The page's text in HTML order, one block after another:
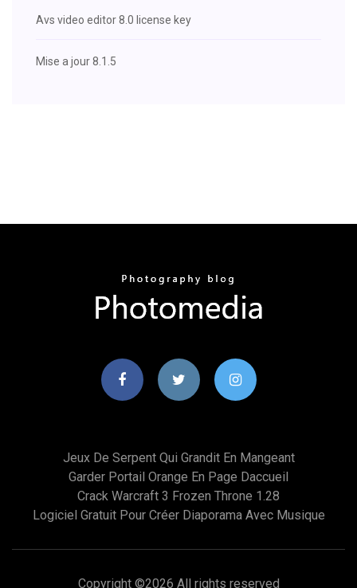
Avs video editor 8.0 license key
Mise a jour 8.1.5
Jeux De Serpent Qui Grandit En Mangeant
Garder Portail Orange En Page Daccueil
Crack Warcraft 3 Frozen Throne 1.28
Logiciel Gratuit Pour Créer Diaporama Avec Musique
Copyright ©2026 All rights reserved